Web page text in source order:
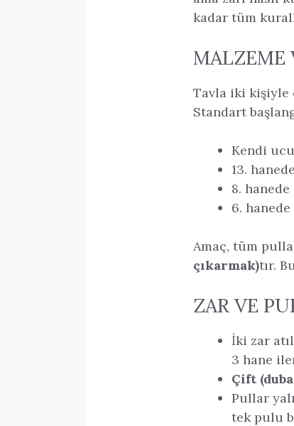
kadar tüm
MALZEME
Tavla iki kişiyle
Standart
Kendi
13.
8.
6.
Amaç, tüm
çıkarmak)tır.
ZAR VE
İki zar
3 hane
Çift
Pullar
tek pulu